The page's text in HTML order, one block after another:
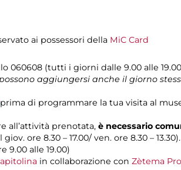
ai possessori della MiC Card
060608 (tutti i giorni dalle 9.00 alle
aggiungersi anche il giorno
prima di programmare la tua visita al
all’attività prenotata, è necessario
giov. ore 8.30 – 17.00/ ven. ore 8.30 –
9.00 alle 19.00)
in collaborazione con Zètema